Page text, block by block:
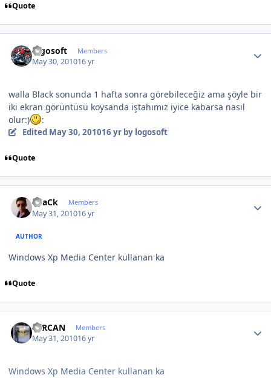
Quote
logosoft Members
May 30, 201016 yr
walla Black sonunda 1 hafta sonra görebileceğiz ama şöyle bir
iki ekran görüntüsü koysanda iştahımız iyice kabarsa nasıl
olur:)
:
Edited May 30, 201016 yrby logosoft
Quote
BLaCk Members
May 31, 201016 yr
AUTHOR
Windows Xp Media Center kullanan ka
Quote
SERCAN Members
May 31, 201016 yr
Windows Xp Media Center kullanan ka